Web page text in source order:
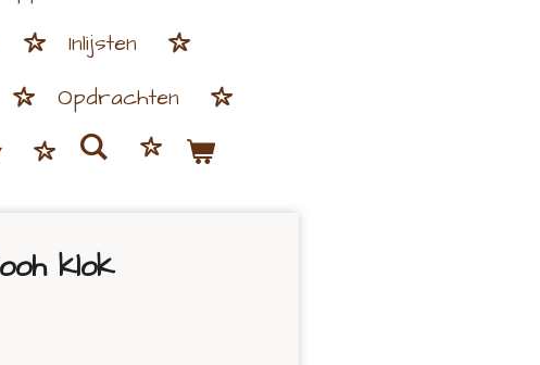
Inlijsten
Opdrachten
klok